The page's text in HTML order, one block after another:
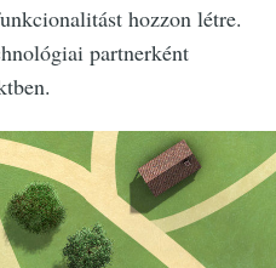
hozzon létre.
partnerként